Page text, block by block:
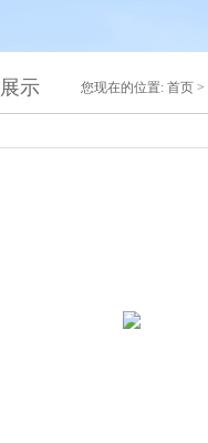
示 您现在的位置: 首页 >